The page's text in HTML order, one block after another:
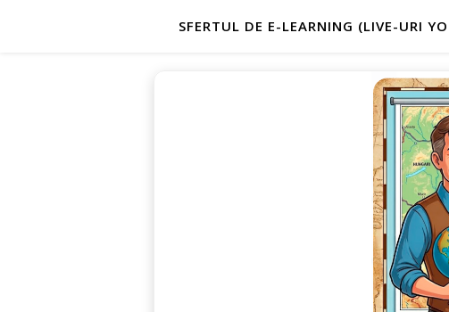
SFERTUL DE E-LEARNING (LIVE-URI